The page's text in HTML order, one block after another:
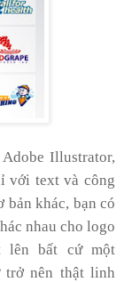
Illustrator,
với text và công
bản khác, bạn có
nhau cho logo
lên bất cứ một
trở nên thật linh